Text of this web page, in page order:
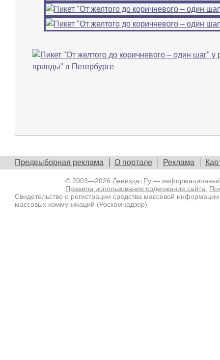
←
Предвыборная реклама О портале Реклама
© 2003—2026 Лениздат.Ру — информационный
Правила использования содержания сайта.
Свидетельство о регистрации средства массовой
массовых коммуникаций (Роскомнадзор)